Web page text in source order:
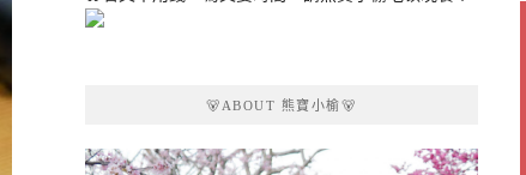
🐻ABOUT 熊寶小榆🐻